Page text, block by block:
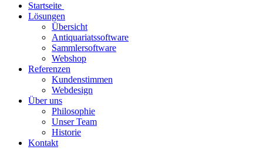
Startseite
Lösungen
Übersicht
Antiquariatssoftware
Sammlersoftware
Webshop
Referenzen
Kundenstimmen
Webdesign
Über uns
Philosophie
Unser Team
Historie
Kontakt